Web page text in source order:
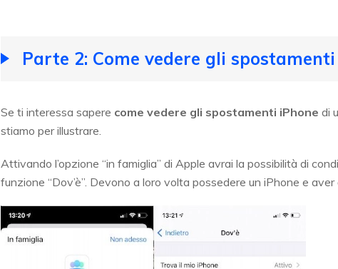
Parte 2: Come vedere gli
Se ti interessa sapere come vedere gli spostamenti iPhone di
stiamo per illustrare.
Attivando l’opzione “in famiglia” di Apple avrai la possibilità di
funzione “Dov’è”. Devono a loro volta possedere un iPhone e